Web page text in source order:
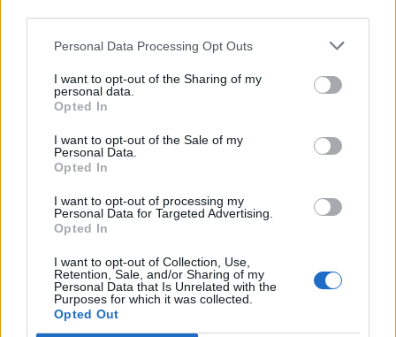
Personal Data Processing Opt Outs
I want to opt-out of the Sharing of my
personal data.
Opted In
I want to opt-out of the Sale of my
Personal Data.
Opted In
I want to opt-out of processing my
Personal Data for Targeted Advertising.
Opted In
I want to opt-out of Collection, Use,
Retention, Sale, and/or Sharing of my
Personal Data that Is Unrelated with the
Purposes for which it was collected.
Opted Out